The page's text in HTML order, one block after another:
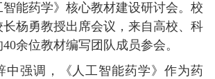
能药学》核心教材建设研讨会。校
杨勇教授出席会议，来自高校、科
余位教材编写团队成员参会。
中强调，《人工智能药学》作为药